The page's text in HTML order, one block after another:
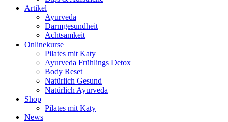
Artikel
Ayurveda
Darmgesundheit
Achtsamkeit
Onlinekurse
Pilates mit Katy
Ayurveda Frühlings Detox
Body Reset
Natürlich Gesund
Natürlich Ayurveda
Shop
Pilates mit Katy
News